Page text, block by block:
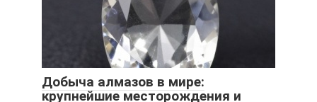
Добыча алмазов в мире:
крупнейшие месторождения и